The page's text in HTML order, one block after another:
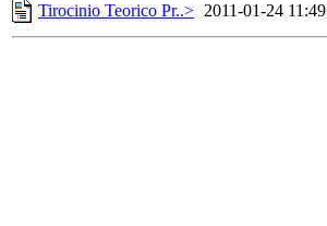
Tirocinio Teorico Pr..> 2011-01-24 11:49